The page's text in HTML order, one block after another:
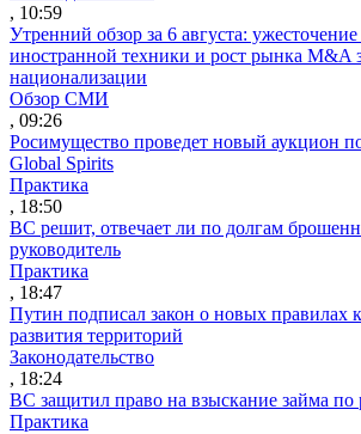
, 10:59
Утренний обзор за 6 августа:
иностранной техники и рост рынка M&A
национализации
Обзор СМИ
, 09:26
Росимущество проведет новый аукцион
Global Spirits
Практика
, 18:50
ВС решит, отвечает ли по долгам
руководитель
Практика
, 18:47
Путин подписал закон о новых правилах
развития территорий
Законодательство
, 18:24
ВС защитил право на взыскание займа по
Практика